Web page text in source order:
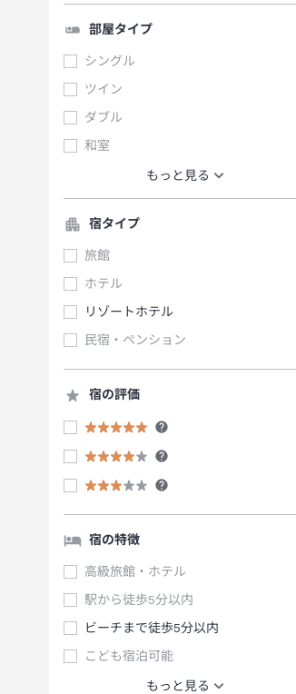
部屋タイプ
シングル
ツイン
ダブル
和室
もっと見る
宿タイプ
旅館
ホテル
リゾートホテル
民宿・ペンション
宿の評価
宿の特徴
高級旅館・ホテル
駅から徒歩5分以内
ビーチまで徒歩5分以内
こども宿泊可能
もっと見る